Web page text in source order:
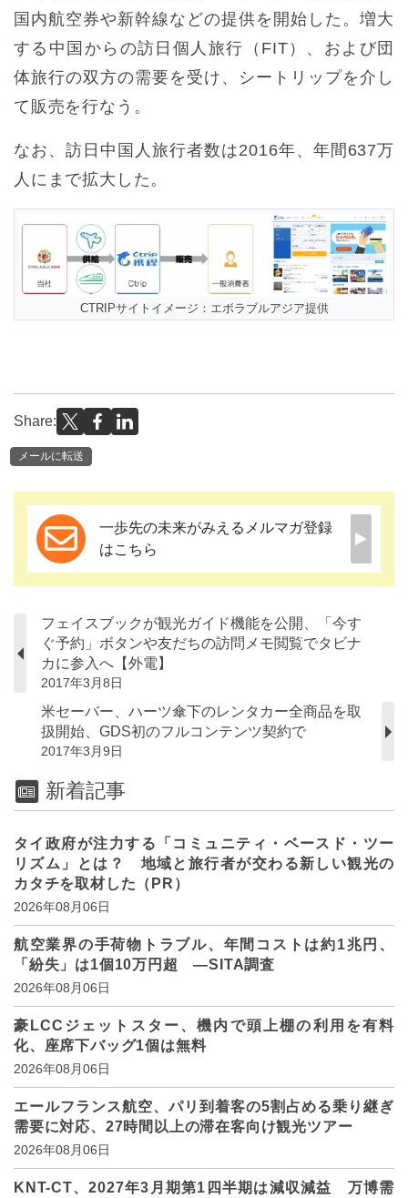
国内航空券や新幹線などの提供を開始した。増大
する中国からの訪日個人旅行（FIT）、および団
体旅行の双方の需要を受け、シートリップを介し
て販売を行なう。
なお、訪日中国人旅行者数は2016年、年間637万
人にまで拡大した。
CTRIPサイトイメージ：エボラブルアジア提供
Share:
メールに転送
一歩先の未来がみえるメルマガ登録
はこちら
フェイスブックが観光ガイド機能を公開、「今す
ぐ予約」ボタンや友だちの訪問メモ閲覧でタビナ
カに参入へ【外電】
2017年3月8日
米セーバー、ハーツ傘下のレンタカー全商品を取
扱開始、GDS初のフルコンテンツ契約で
2017年3月9日
新着記事
タイ政府が注力する「コミュニティ・ベースド・ツー
リズム」とは？ 地域と旅行者が交わる新しい観光の
カタチを取材した（PR）
2026年08月06日
航空業界の手荷物トラブル、年間コストは約1兆円、
「紛失」は1個10万円超 ―SITA調査
2026年08月06日
豪LCCジェットスター、機内で頭上棚の利用を有料
化、座席下バッグ1個は無料
2026年08月06日
エールフランス航空、パリ到着客の5割占める乗り継ぎ
需要に対応、27時間以上の滞在客向け観光ツアー
2026年08月06日
KNT-CT、2027年3月期第1四半期は減収減益 万博需